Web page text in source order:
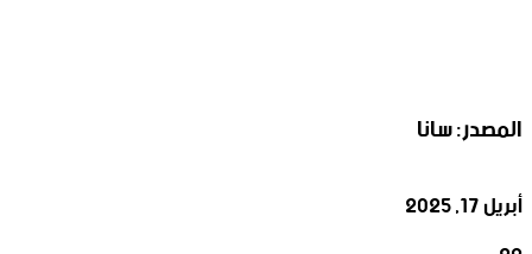
المصدر: سانا
أبريل 17, 2025